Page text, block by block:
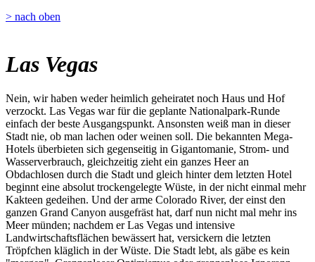
> nach oben
Las Vegas
Nein, wir haben weder heimlich geheiratet noch Haus und Hof
verzockt. Las Vegas war für die geplante Nationalpark-Runde
einfach der beste Ausgangspunkt. Ansonsten weiß man in dieser
Stadt nie, ob man lachen oder weinen soll. Die bekannten Mega-
Hotels überbieten sich gegenseitig in Gigantomanie, Strom- und
Wasserverbrauch, gleichzeitig zieht ein ganzes Heer an
Obdachlosen durch die Stadt und gleich hinter dem letzten Hotel
beginnt eine absolut trockengelegte Wüste, in der nicht einmal mehr
Kakteen gedeihen. Und der arme Colorado River, der einst den
ganzen Grand Canyon ausgefräst hat, darf nun nicht mal mehr ins
Meer münden; nachdem er Las Vegas und intensive
Landwirtschaftsflächen bewässert hat, versickern die letzten
Tröpfchen kläglich in der Wüste. Die Stadt lebt, als gäbe es kein